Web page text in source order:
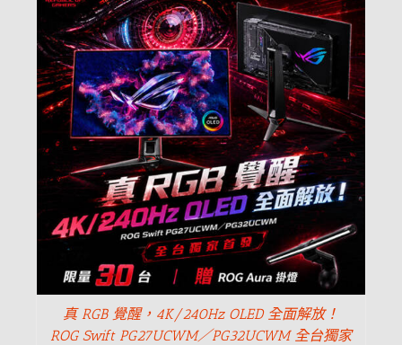
真 RGB 覺醒，4K/240Hz OLED 全面解放！
ROG Swift PG27UCWM／PG32UCWM 全台獨家